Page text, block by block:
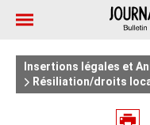
Insertions légales et
Résiliation/droits